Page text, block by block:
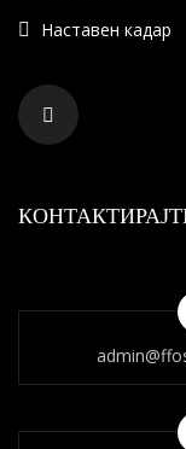
Наставен кадар